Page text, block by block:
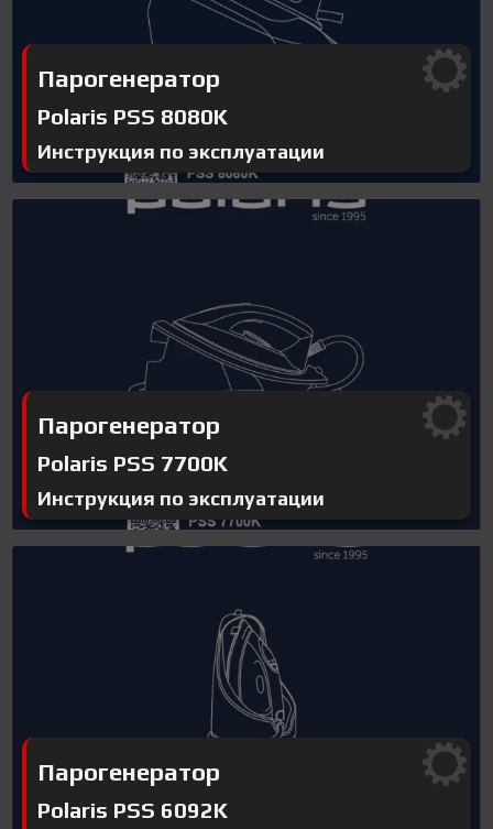
Парогенератор
Polaris PSS 8080K
Инструкция по эксплуатации
Парогенератор
Polaris PSS 7700K
Инструкция по эксплуатации
Парогенератор
Polaris PSS 6092K